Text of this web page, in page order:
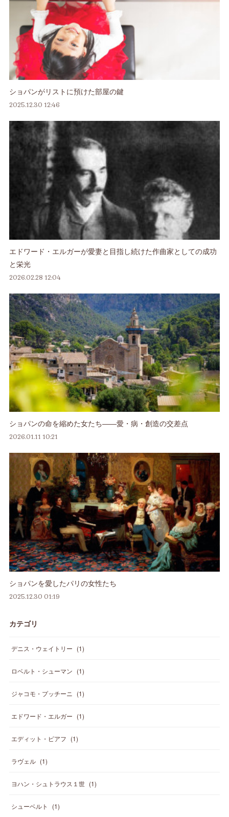
ショパンがリストに預けた部屋の鍵
2025.12.30 12:46
エドワード・エルガーが愛妻と目指し続けた作曲家としての成功
と栄光
2026.02.28 12:04
ショパンの命を縮めた女たち――愛・病・創造の交差点
2026.01.11 10:21
ショパンを愛したパリの女性たち
2025.12.30 01:19
カテゴリ
デニス・ウェイトリー (1)
ロベルト・シューマン (1)
ジャコモ・プッチーニ (1)
エドワード・エルガー (1)
エディット・ピアフ (1)
ラヴェル (1)
ヨハン・シュトラウス１世 (1)
シューベルト (1)